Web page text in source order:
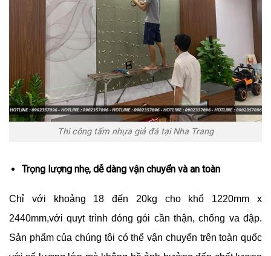
Thi công tấm nhựa giả đá tại Nha Trang
Trọng lượng nhẹ, dễ dàng vận chuyển và an toàn
Chỉ với khoảng 18 đến 20kg cho khổ 1220mm x
2440mm,với quyt trình đóng gói cần thận, chống va đập.
Sản phẩm của chúng tôi có thể vận chuyển trên toàn quốc